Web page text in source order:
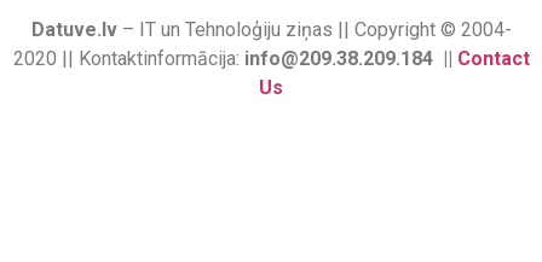
Datuve.lv– IT un Tehnoloģiju ziņas || Copyright © 2004-
2020 || Kontaktinformācija: info@209.38.209.184 || Contact
Us